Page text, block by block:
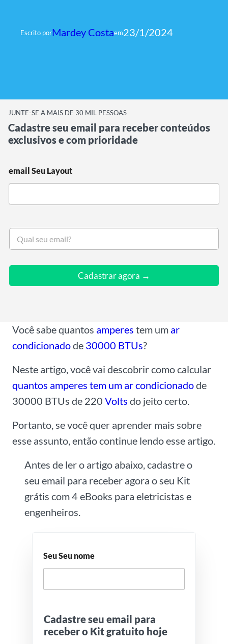
Escrito porMardey Costaem23/1/2024
JUNTE-SE A MAIS DE 30 MIL PESSOAS
Cadastre seu email para receber conteúdos
exclusivos e com prioridade
email Seu Layout
S
u
Cadastrar agora →
Você sabe quantos amperes tem um ar
condicionadode 30000 BTUs?
Neste artigo, você vai descobrir como calcular
quantos amperes tem um ar condicionadode
30000 BTUs de 220 Volts do jeito certo.
Portanto, se você quer aprender mais sobre
esse assunto, então continue lendo esse artigo.
Antes de ler o artigo abaixo, cadastre o
seu email para receber agora o seu Kit
grátis com 4 eBooks para eletricistas e
engenheiros.
Seu Seu nome
Cadastre seu email para
receber o Kit gratuito hoje